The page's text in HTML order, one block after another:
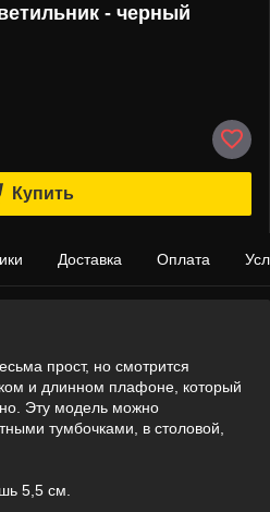
- черный
Купить
Доставка Оплата
прост, но смотрится
и длинном плафоне, который
Эту модель можно
тумбочками, в столовой,
5,5 см.